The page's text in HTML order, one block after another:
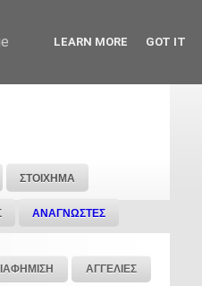
ΣΤΟΙΧΗΜΑ
ΑΝΑΓΝΩΣΤΕΣ
ΑΓΓΕΛΙΕΣ
LEARN MORE GOT IT